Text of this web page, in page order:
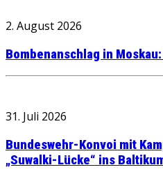
2. August 2026
Bombenanschlag in
31. Juli 2026
Bundeswehr-Konvoi mit
„Suwalki-Lücke“ ins